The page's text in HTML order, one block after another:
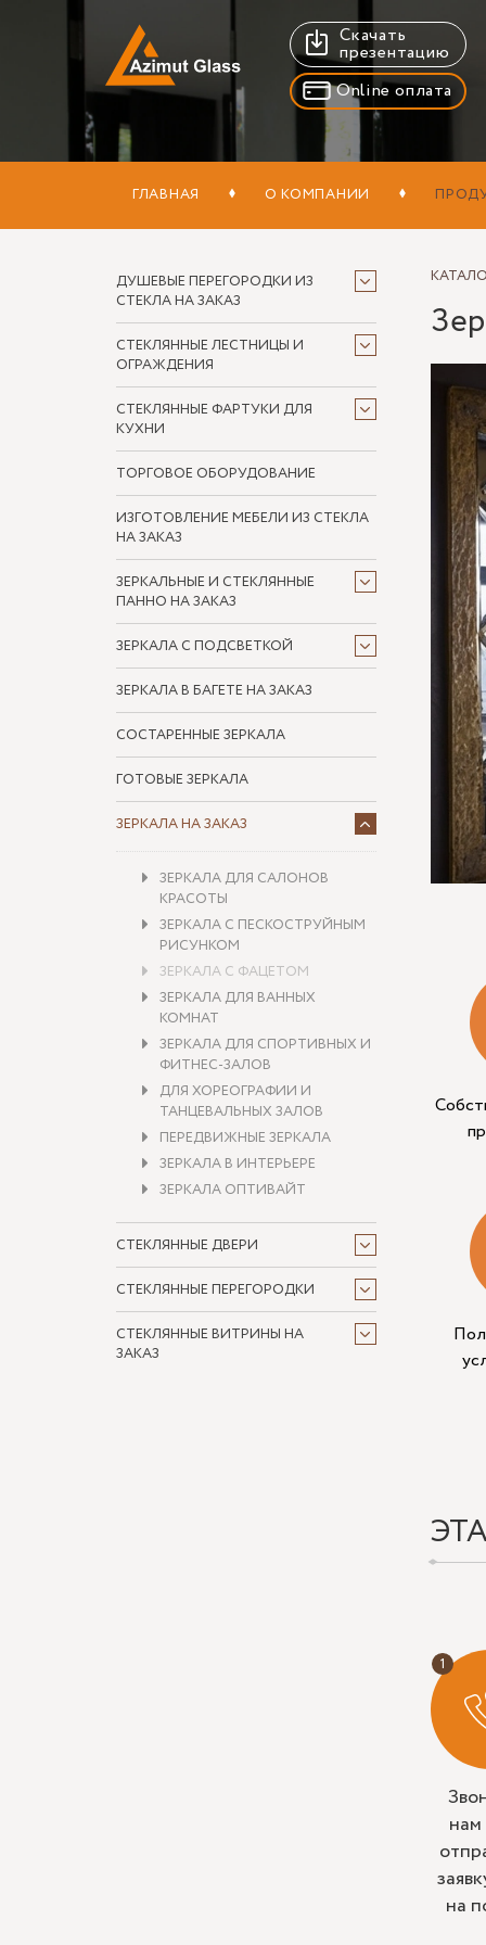
Скачать
презентацию
Online оплата
ГЛАВНАЯ О КОМПАНИИ
ДУШЕВЫЕ ПЕРЕГОРОДКИ ИЗ
СТЕКЛА НА ЗАКАЗ
СТЕКЛЯННЫЕ ЛЕСТНИЦЫ И
ОГРАЖДЕНИЯ
СТЕКЛЯННЫЕ ФАРТУКИ ДЛЯ
КУХНИ
ТОРГОВОЕ ОБОРУДОВАНИЕ
ИЗГОТОВЛЕНИЕ МЕБЕЛИ ИЗ СТЕКЛА
НА ЗАКАЗ
ЗЕРКАЛЬНЫЕ И СТЕКЛЯННЫЕ
ПАННО НА ЗАКАЗ
ЗЕРКАЛА С ПОДСВЕТКОЙ
ЗЕРКАЛА В БАГЕТЕ НА ЗАКАЗ
СОСТАРЕННЫЕ ЗЕРКАЛА
ГОТОВЫЕ ЗЕРКАЛА
ЗЕРКАЛА НА ЗАКАЗ
ЗЕРКАЛА ДЛЯ САЛОНОВ
КРАСОТЫ
ЗЕРКАЛА С ПЕСКОСТРУЙНЫМ
РИСУНКОМ
ЗЕРКАЛА С ФАЦЕТОМ
ЗЕРКАЛА ДЛЯ ВАННЫХ
КОМНАТ
ЗЕРКАЛА ДЛЯ СПОРТИВНЫХ И
ФИТНЕС-ЗАЛОВ
ДЛЯ ХОРЕОГРАФИИ И
ТАНЦЕВАЛЬНЫХ ЗАЛОВ
ПЕРЕДВИЖНЫЕ ЗЕРКАЛА
ЗЕРКАЛА В ИНТЕРЬЕРЕ
ЗЕРКАЛА ОПТИВАЙТ
СТЕКЛЯННЫЕ ДВЕРИ
СТЕКЛЯННЫЕ ПЕРЕГОРОДКИ
СТЕКЛЯННЫЕ ВИТРИНЫ НА
ЗАКАЗ
на